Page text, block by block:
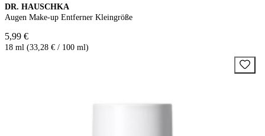
DR. HAUSCHKA
Augen Make-up Entferner Kleingröße
5,99 €
18 ml (33,28 € / 100 ml)